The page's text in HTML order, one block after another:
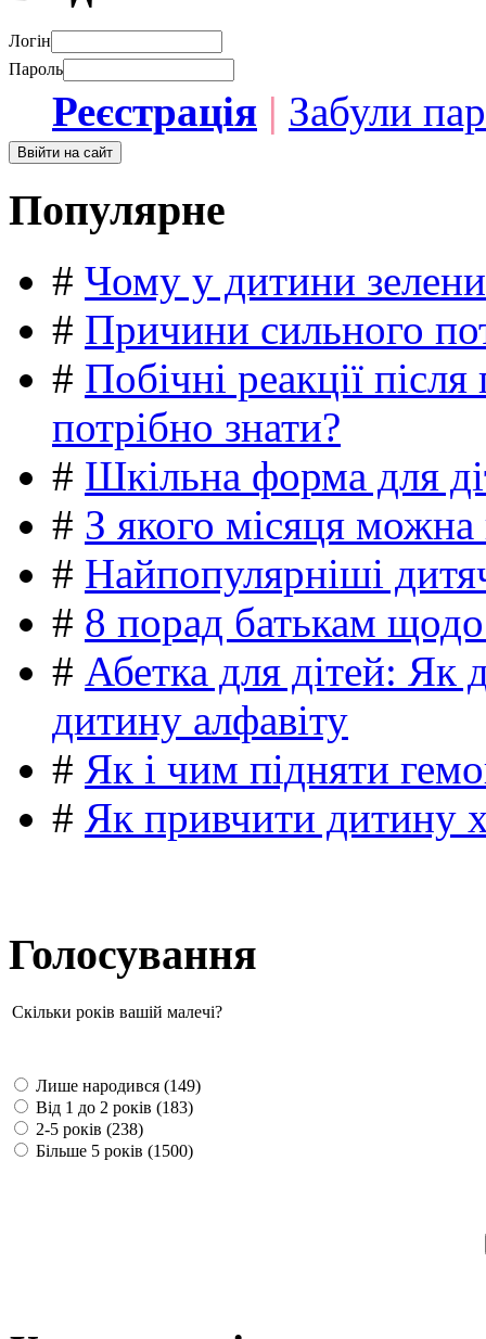
Логін
Пароль
Реєстрація | Забули
Популярне
# Чому у дитини
# Причини сильного
# Побічні реакції
потрібно знати?
# Шкільна форма для
# З якого місяця можна
# Найпопулярніші
# 8 порад батькам
# Абетка для дітей: Як
дитину алфавіту
# Як і чим підняти
# Як привчити дитину
Голосування
Скільки років вашій малечі?
Лише народився (149)
Від 1 до 2 років (183)
2-5 років (238)
Більше 5 років (1500)